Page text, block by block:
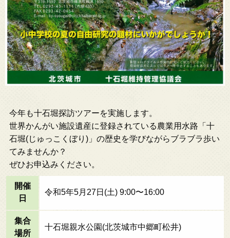
今年も十石堀探訪ツアーを実施します。
世界かんがい施設遺産に登録されている農業用水路「十
石堀(じゅっこくぼり)」の歴史を学びながらブラブラ歩い
てみませんか？
ぜひお申込みください。
開催
日
令和5年5月27日(土) 9:00〜16:00
集合
場所
十石堀親水公園(北茨城市中郷町松井)